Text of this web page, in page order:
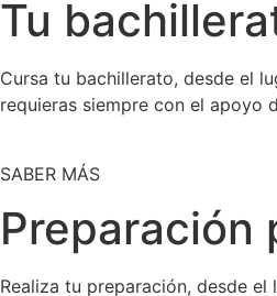
Tu
Cursa tu bachillerato, desde el
requieras siempre con el apoyo
SABER MÁS
Preparación
Realiza tu preparación, desde